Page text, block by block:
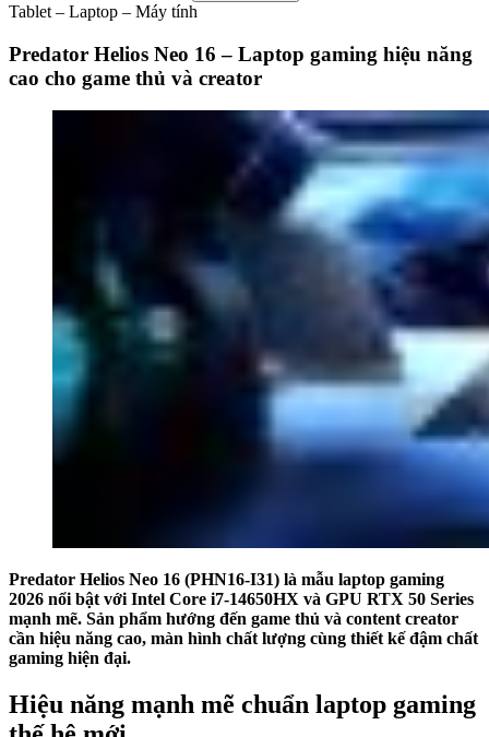
Tablet – Laptop – Máy tính
Predator Helios Neo 16 – Laptop gaming hiệu năng
cao cho game thủ và creator
Predator Helios Neo 16 (PHN16-I31) là mẫu laptop gaming
2026 nổi bật với Intel Core i7-14650HX và GPU RTX 50 Series
mạnh mẽ. Sản phẩm hướng đến game thủ và content creator
cần hiệu năng cao, màn hình chất lượng cùng thiết kế đậm chất
gaming hiện đại.
Hiệu năng mạnh mẽ chuẩn laptop gaming